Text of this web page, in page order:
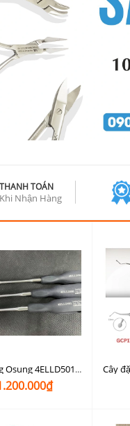
THANH TOÁN
Khi Nhận Hàng
Bẩy răng Osung 4ELLD501 - (LUXATING ELEVATOR)